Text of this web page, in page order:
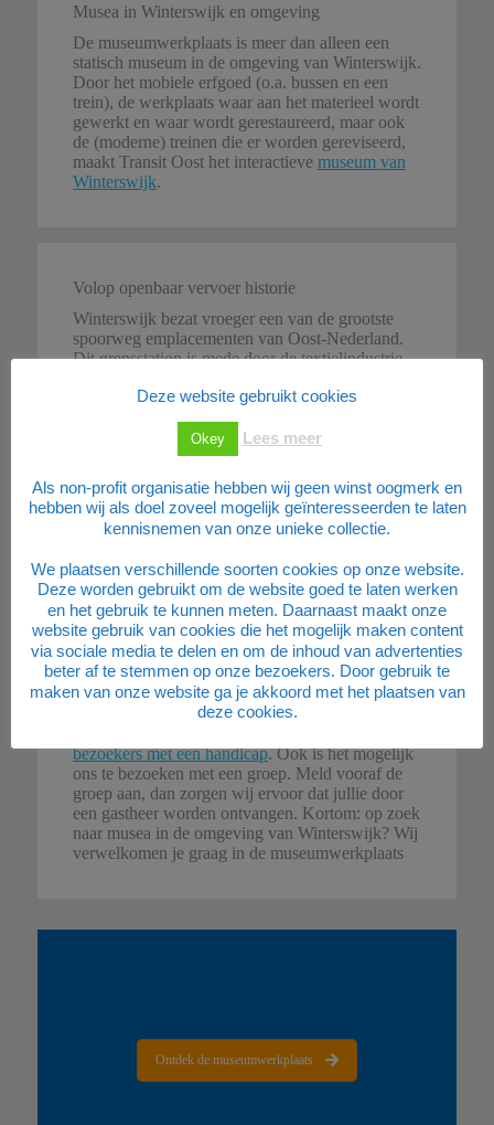
Musea in Winterswijk en omgeving
De museumwerkplaats is meer dan alleen een
statisch museum in de omgeving van Winterswijk.
Door het mobiele erfgoed (o.a. bussen en een
trein), de werkplaats waar aan het materieel wordt
gewerkt en waar wordt gerestaureerd, maar ook
de (moderne) treinen die er worden gereviseerd,
maakt Transit Oost het interactieve museum van
Winterswijk.
Volop openbaar vervoer historie
Winterswijk bezat vroeger een van de grootste
spoorweg emplacementen van Oost-Nederland.
Dit grensstation is mede door de textielindustrie
groot geworden. Op de modelbaan is het station
exact in schaal 1:87 nagebouwd. 30 jaar heeft
men gewerkt aan de bouw van deze maquette.
Jaarlijks bezoeken vele geïnteresseerden het
museum. Van mensen die een dagje uit zijn tot
aan toeristen die hun vakantie in de Achterhoek
vieren.
Museum Winterswijk
De museumwerkplaats is in het zomerseinzoen op
woensdag en zaterdag geopend. Bekijk onze
openingstijden. Benieuwd naar onze
entreeprijzen? Bekijk hier detoegangsprijzen
bezoekers met een handicap. Ook is het mogelijk
ons te bezoeken met een groep. Meld vooraf de
groep aan, dan zorgen wij ervoor dat jullie door
een gastheer worden ontvangen. Kortom: op zoek
naar musea in de omgeving van Winterswijk? Wij
verwelkomen je graag in de museumwerkplaats
Ontdek de museumwerkplaats
Deze website gebruikt cookies
Okey Lees meer
Als non-profit organisatie hebben wij geen winst oogmerk en
hebben wij als doel zoveel mogelijk geïnteresseerden te laten
kennisnemen van onze unieke collectie.
We plaatsen verschillende soorten cookies op onze website.
Deze worden gebruikt om de website goed te laten werken
en het gebruik te kunnen meten. Daarnaast maakt onze
website gebruik van cookies die het mogelijk maken content
via sociale media te delen en om de inhoud van advertenties
beter af te stemmen op onze bezoekers. Door gebruik te
maken van onze website ga je akkoord met het plaatsen van
deze cookies.